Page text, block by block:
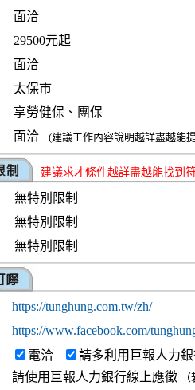
面洽
29500元起
面洽
太保市
享勞健保、團保
面洽 (建議工作內容說明越詳盡越能
建議求才條件越詳盡越能找到
無特別限制
無特別限制
無特別限制
https://tunghung.com.tw/zh/
https://www.facebook.com/
電洽 請多利用巨報人力
請使用巨報人力銀行線上應徵